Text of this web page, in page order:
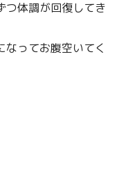
つ体調が回復してき
ってお腹空いてく